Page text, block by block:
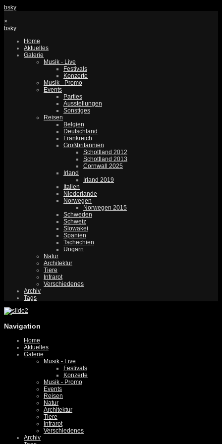
bsky
×
bsky
Home
Aktuelles
Galerie
Musik - Live
Festivals
Konzerte
Musik - Promo
Events
Parties
Ausstellungen
Sonstiges
Reisen
Belgien
Deutschland
Frankreich
Großbritannien
Schottland 2012
Schottland 2013
Cornwall 2025
Irland
Irland 2019
Italien
Niederlande
Norwegen
Norwegen 2015
Schweden
Schweiz
Slowakei
Spanien
Tschechien
Ungarn
Natur
Architektur
Tiere
Infrarot
Verschiedenes
Archiv
Tags
Navigation
Home
Aktuelles
Galerie
Musik - Live
Festivals
Konzerte
Musik - Promo
Events
Reisen
Natur
Architektur
Tiere
Infrarot
Verschiedenes
Archiv